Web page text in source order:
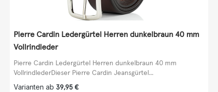
Pierre Cardin Ledergürtel Herren dunkelbraun 40 mm
Vollrindleder
Pierre Cardin Ledergürtel Herren dunkelbraun 40 mm
VollrindlederDieser Pierre Cardin Jeansgürtel...
Varianten ab 39,95 €